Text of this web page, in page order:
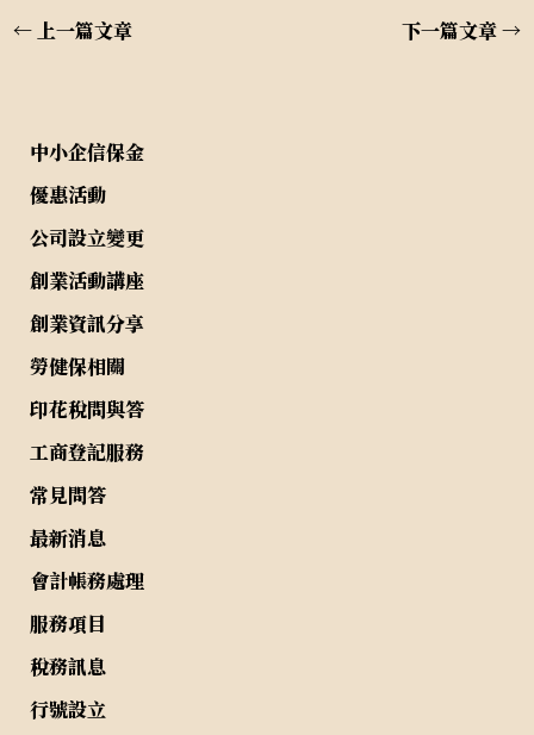
←上一篇文章 下一篇文章→
中小企信保金
優惠活動
公司設立變更
創業活動講座
創業資訊分享
勞健保相關
印花稅問與答
工商登記服務
常見問答
最新消息
會計帳務處理
服務項目
稅務訊息
行號設立